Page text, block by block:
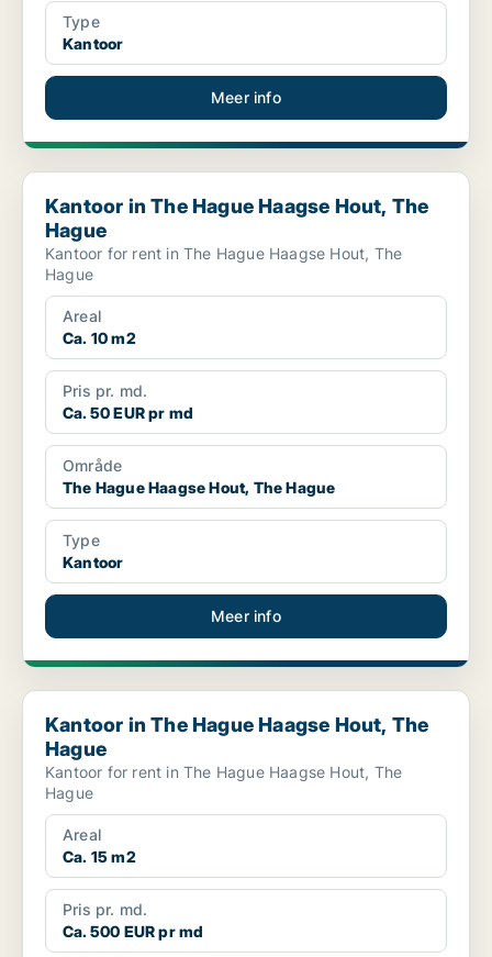
Type
Kantoor
Meer info
Kantoor in The Hague Haagse Hout, The Hague
Kantoor in The Hague Haagse Hout, The
Hague
Kantoor for rent in The Hague Haagse Hout, The
Hague
Areal
Ca. 10 m2
Pris pr. md.
Ca. 50 EUR pr md
Område
The Hague Haagse Hout, The Hague
Type
Kantoor
Meer info
Kantoor in The Hague Haagse Hout, The Hague
Kantoor in The Hague Haagse Hout, The
Hague
Kantoor for rent in The Hague Haagse Hout, The
Hague
Areal
Ca. 15 m2
Pris pr. md.
Ca. 500 EUR pr md